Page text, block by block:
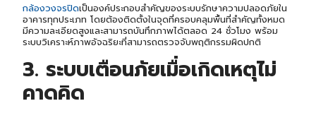
กล้องวงจรปิดเป็นองค์ประกอบสำคัญของระบบรักษาความปลอดภัยใน
อาคารทุกประเภท โดยต้องติดตั้งในจุดที่ครอบคลุมพื้นที่สำคัญทั้งหมด
มีความละเอียดสูงและสามารถบันทึกภาพได้ตลอด 24 ชั่วโมง พร้อม
ระบบวิเคราะห์ภาพอัจฉริยะที่สามารถตรวจจับพฤติกรรมผิดปกติ
3. ระบบเตือนภัยเมื่อเกิดเหตุไม่
คาดคิด